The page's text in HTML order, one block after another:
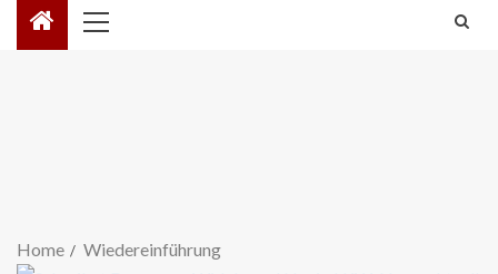
Home Wiedereinführung